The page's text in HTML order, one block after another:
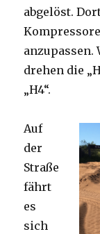
abgelöst.
anzupassen.
drehen die
„H4“.
Auf
der
Straße
fährt
es
sich